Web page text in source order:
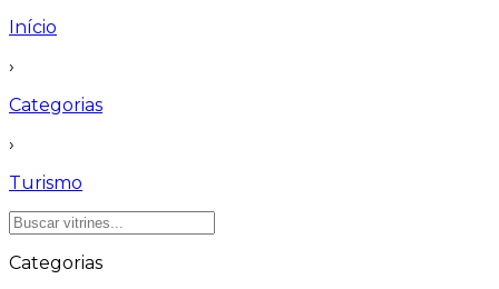
Início
›
Categorias
›
Turismo
Categorias